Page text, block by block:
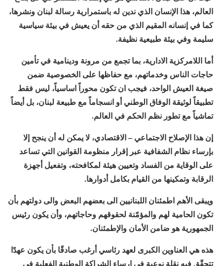
العالم، هذا الإنسان الذي ندين له باستمرارية رسالة لبنان ونشرها،
كما في إنسانه المقيم الذي من حقه أن يعيش في بيئة سياسية
سليمة وفي بيئة طبيعية نظيفة.
أما اللامركزية الادارية، بما تجمع من مرونة ودينامية في تأمين
حاجات الناس وخدماتهم، مع حفاظها على الخصوصية ضمن
صيغة العيش الواحد، فيجب ان تكون محوراً اساسياً، ليس فقط
تطبيقاً لوثيقة الوفاق الوطني أو انسجاماً مع طبيعة لبنان، بل أيضاً
تماشياً مع تطور نظم الحكم في العالم.
إن هذا الإصلاح الاجتماعي – الاقتصادي، لا يمكن له أن ينجح إلا
بإرساء نظام الشفافية عبر إقرار منظومة القوانين التي تساعد
على الوقاية من الفساد وتعيين هيئة لمكافحته، وتفعيل أجهزة
الرقابة وتمكينها من القيام بكامل أدوارها.
ويبقى الأهم اطمئنان اللبنانيين الى بعضهم البعض والى دولتهم بأن
تكون الحامية لهم والمؤمّنة لحقوقهم وحاجاتهم، وأن يكون رئيس
الجمهورية هو ضامن الأمان والإطمئنان.
هذه هي العناوين الكبرى لعهد رئاسي أرغب صادقًا بأن يكون عهدًا
تتحقّق فيه نقلة نوعية في إرساء الشراكة الوطنية الفعلية في